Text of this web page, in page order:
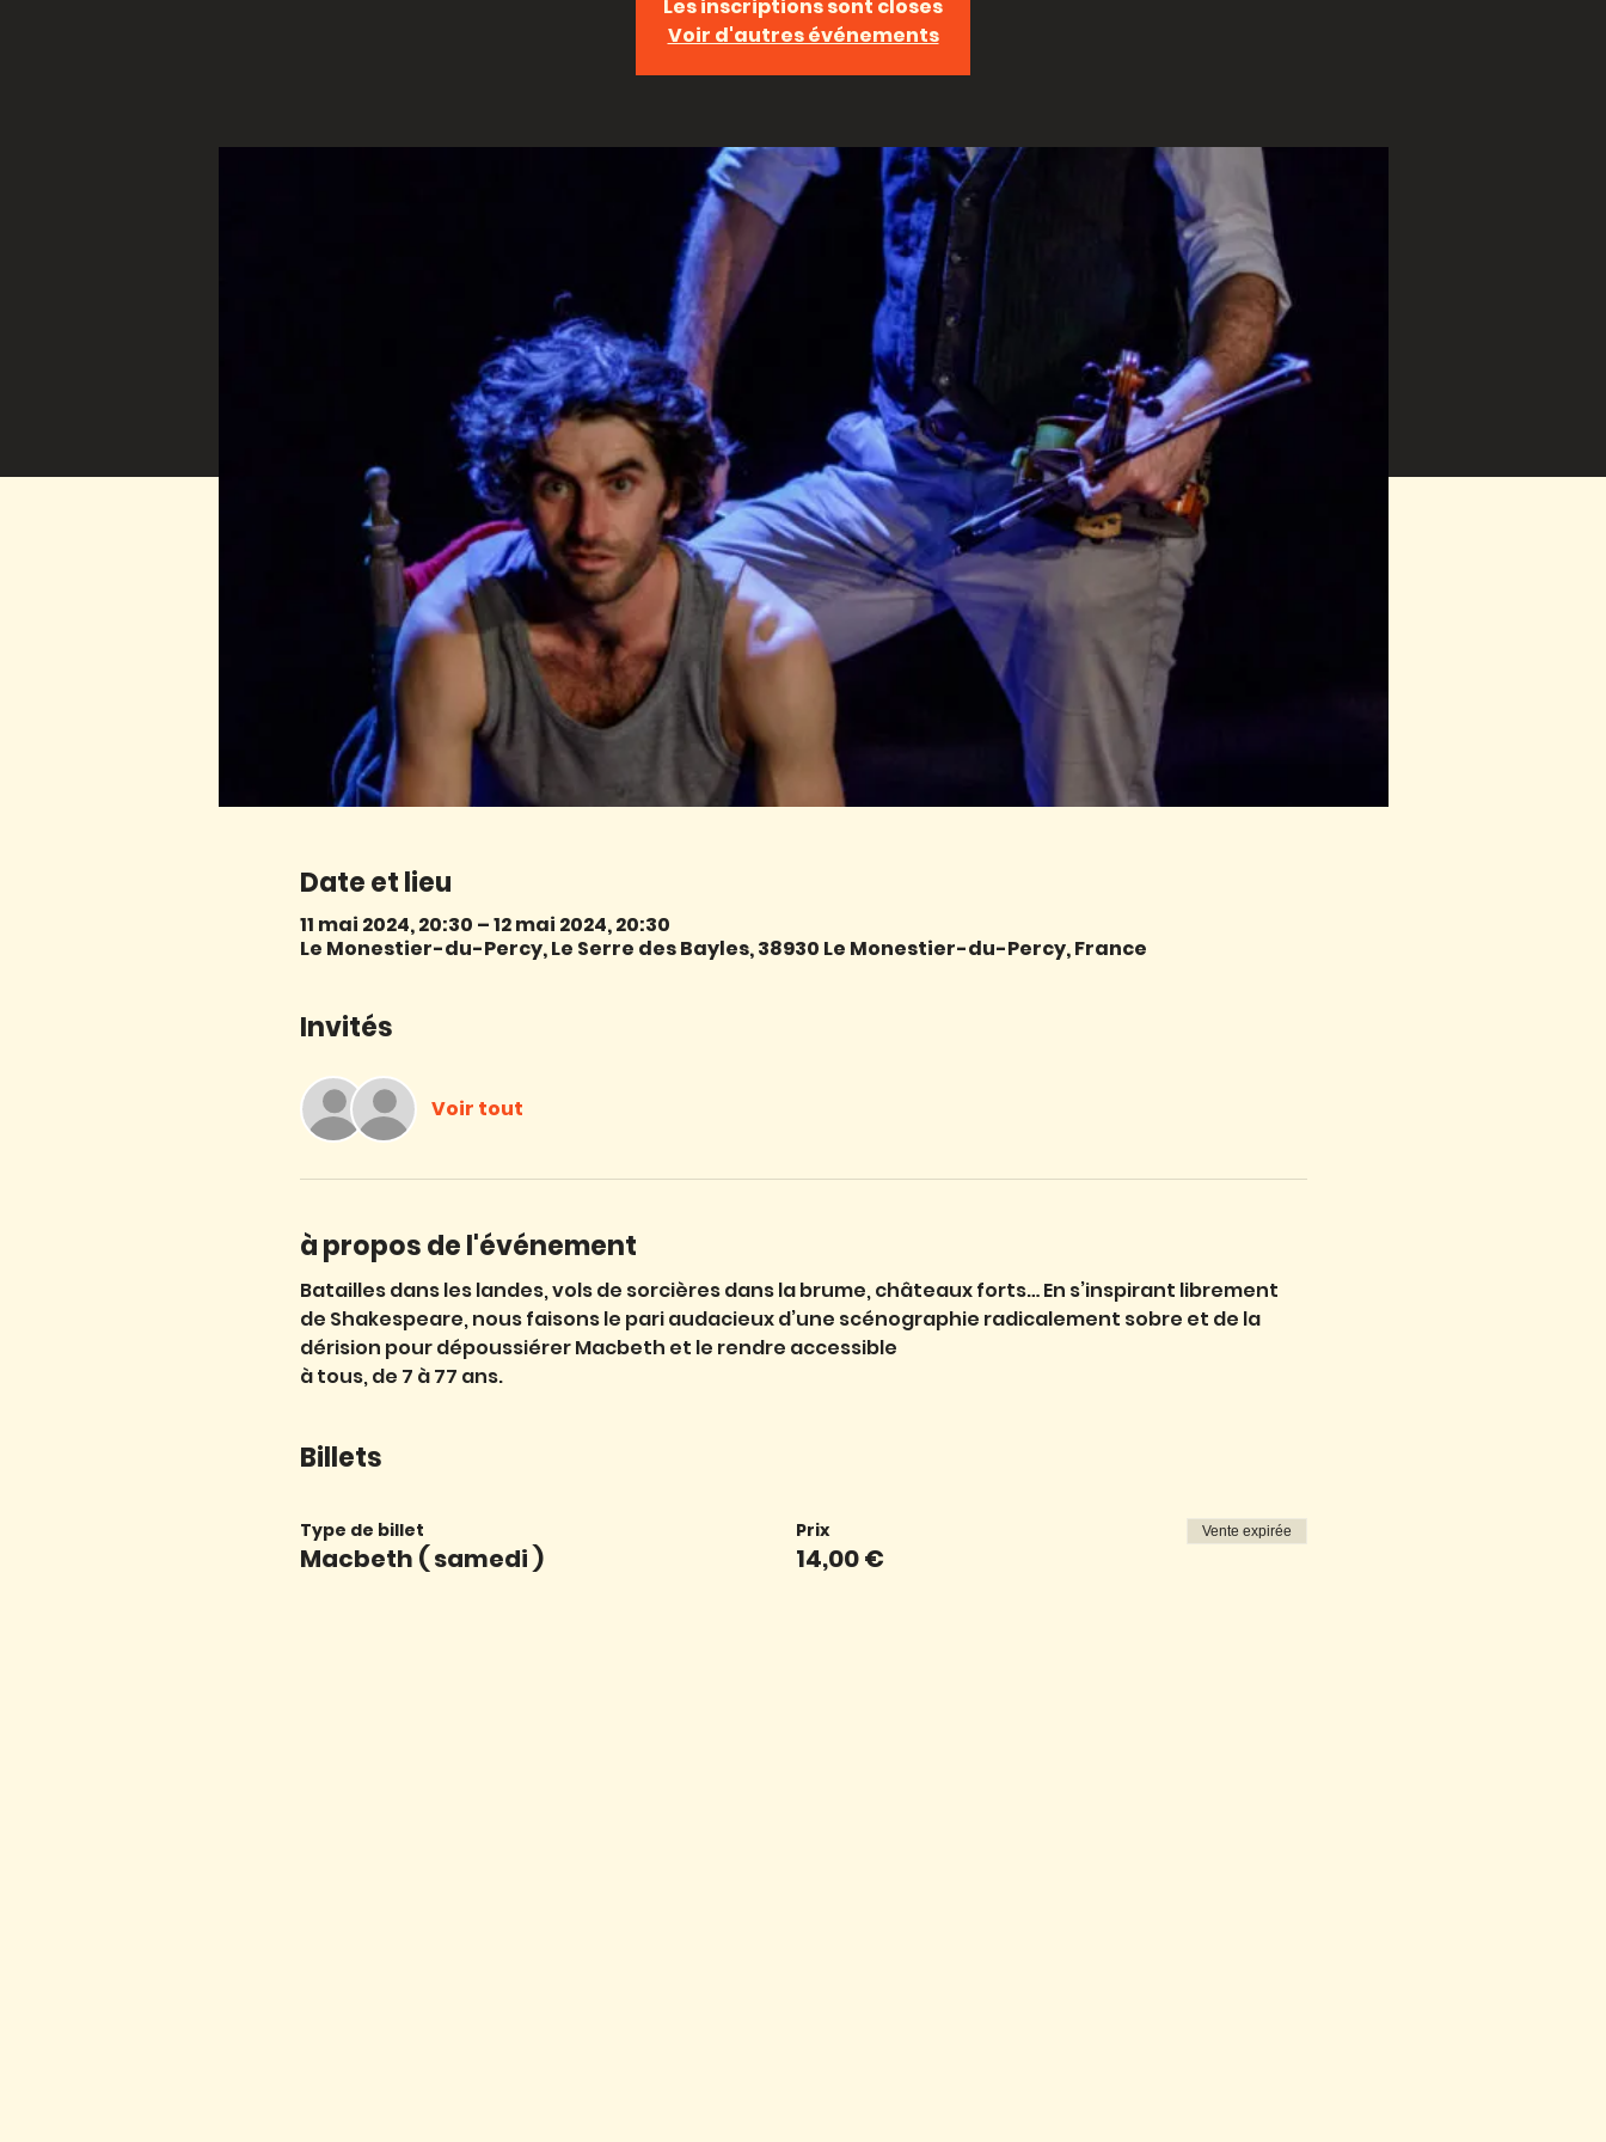
Les inscriptions sont closes
Voir d'autres événements
Date et lieu
11 mai 2024, 20:30 – 12 mai 2024, 20:30
Le Monestier-du-Percy, Le Serre des Bayles, 38930 Le Monestier-du-Percy, France
Invités
Voir tout
à propos de l'événement
Batailles dans les landes, vols de sorcières dans la brume, châteaux forts… En s’inspirant librement
de Shakespeare, nous faisons le pari audacieux d’une scénographie radicalement sobre et de la
dérision pour dépoussiérer Macbeth et le rendre accessible
à tous, de 7 à 77 ans.
Billets
Type de billet
Macbeth ( samedi )
Prix
14,00 €
Vente expirée